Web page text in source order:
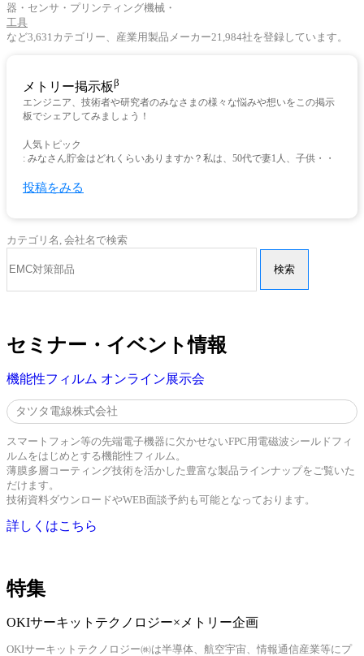
器・センサ・プリンティング機械・
工具
など3,631カテゴリー、産業用製品メーカー21,984社を登録しています。
メトリー掲示板β
エンジニア、技術者や研究者のみなさまの様々な悩みや想いをこの掲示
板でシェアしてみましょう！
人気トピック
: みなさん貯金はどれくらいありますか？私は、50代で妻1人、子供・・
投稿をみる
カテゴリ名, 会社名で検索
検索
セミナー・イベント情報
機能性フィルム オンライン展示会
タツタ電線株式会社
スマートフォン等の先端電子機器に欠かせないFPC用電磁波シールドフィ
ルムをはじめとする機能性フィルム。
薄膜多層コーティング技術を活かした豊富な製品ラインナップをご覧いた
だけます。
技術資料ダウンロードやWEB面談予約も可能となっております。
詳しくはこちら
特集
OKIサーキットテクノロジー×メトリー企画
OKIサーキットテクノロジー㈱は半導体、航空宇宙、情報通信産業等にプ